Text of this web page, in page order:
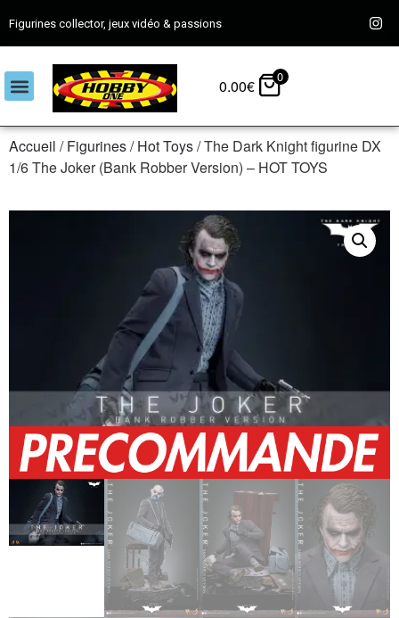
Figurines collector, jeux vidéo & passions
0.00€ 0
Accueil /Figurines/Hot Toys/ The Dark Knight figurine DX
1/6 The Joker (Bank Robber Version) – HOT TOYS